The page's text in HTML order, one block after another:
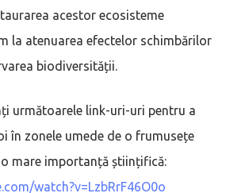
acestor ecosisteme
la atenuarea efectelor schimbărilor
biodiversității.
următoarele link-uri-uri pentru a
în zonele umede de o frumusețe
mare importanță științifică:
watch?v=LzbRrF46O0o